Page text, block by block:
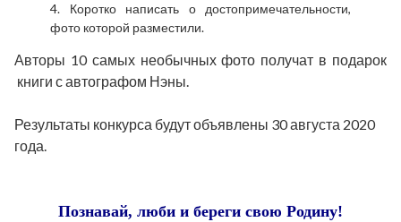
4. Коротко написать о достопримечательности,
фото которой разместили.
Авторы 10 самых необычных фото получат в подарок
книги с автографом Нэны.
Результаты конкурса будут объявлены 30 августа 2020
года.
Познавай, люби и береги свою Родину!